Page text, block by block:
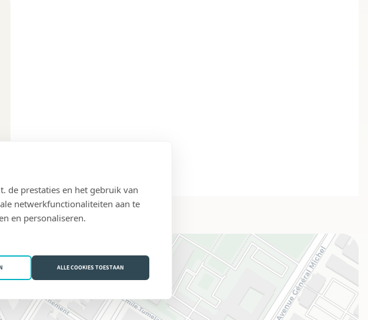
de prestaties en het gebruik van
netwerkfunctionaliteiten aan te
en personaliseren.
ALLE COOKIES TOESTAAN